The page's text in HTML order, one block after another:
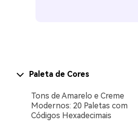
Paleta de Cores
Tons de Amarelo e Creme
Modernos: 20 Paletas com
Códigos Hexadecimais